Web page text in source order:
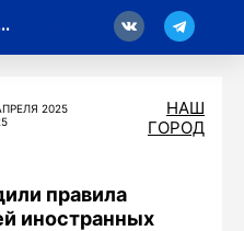
получила срок за дискредитацию ВС РФ
2025
НАШ
ГОРОД
правила
иностранных